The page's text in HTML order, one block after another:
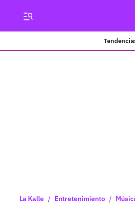
La Kalle / Entretenimiento /